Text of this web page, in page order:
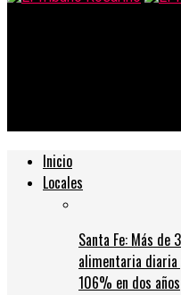
Inicio
Locales
Santa Fe: Más de
alimentaria diaria
106% en dos años